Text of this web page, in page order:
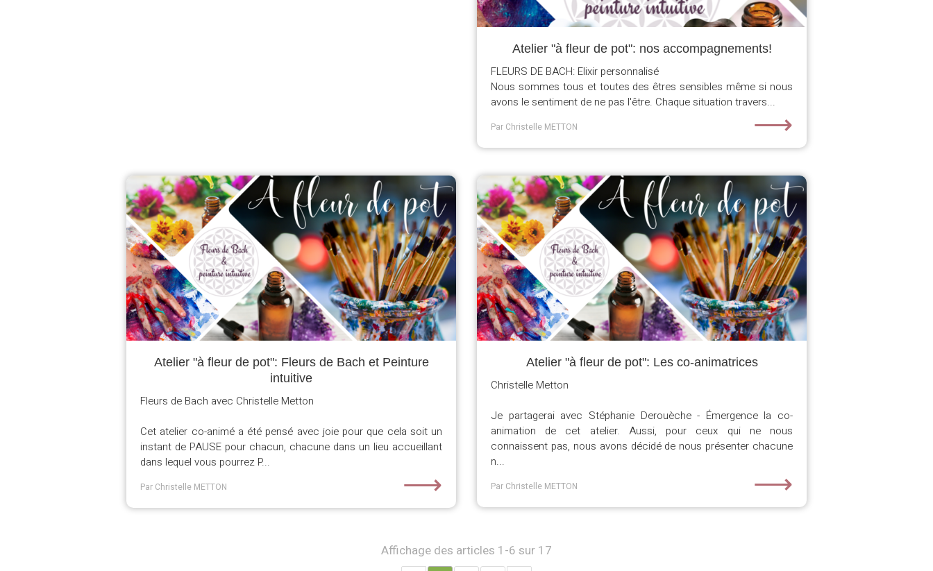
Atelier "à fleur de pot": nos accompagnements!
FLEURS DE BACH: Elixir personnalisé
Nous sommes tous et toutes des êtres sensibles même si nous
avons le sentiment de ne pas l'être. Chaque situation travers...
Par Christelle METTON ⟶
Atelier "à fleur de pot": Fleurs de Bach et Peinture
intuitive
Fleurs de Bach avec Christelle Metton
Cet atelier co-animé a été pensé avec joie pour que cela soit un
instant de PAUSE pour chacun, chacune dans un lieu accueillant
dans lequel vous pourrez P...
Par Christelle METTON ⟶
Atelier "à fleur de pot": Les co-animatrices
Christelle Metton
Je partagerai avec Stéphanie Derouèche - Émergence la co-
animation de cet atelier. Aussi, pour ceux qui ne nous
connaissent pas, nous avons décidé de nous présenter chacune
n...
Par Christelle METTON ⟶
Affichage des articles 1-6 sur 17